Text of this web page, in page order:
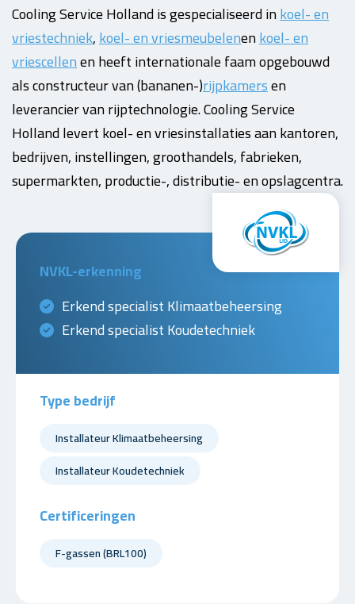
Cooling Service Holland is gespecialiseerd inkoel- en
vriestechniek,koel- en vriesmeubelenenkoel- en
vriescellenen heeft internationale faam opgebouwd
als constructeur van (bananen-)rijpkamersen
leverancier van rijptechnologie. Cooling Service
Holland levert koel- en vriesinstallaties aan kantoren,
bedrijven, instellingen, groothandels, fabrieken,
supermarkten, productie-, distributie- en opslagcentra.
NVKL-erkenning
Erkend specialist Klimaatbeheersing
Erkend specialist Koudetechniek
Type bedrijf
Installateur Klimaatbeheersing
Installateur Koudetechniek
Certificeringen
F-gassen (BRL100)